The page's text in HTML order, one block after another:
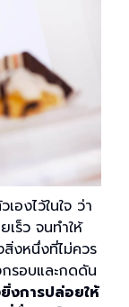
งไว้ในใจ ว่า
ร็ว จนทำให้
งหนึ่งที่ไม่ควร
รอบและกดดัน
งการปล่อยให้